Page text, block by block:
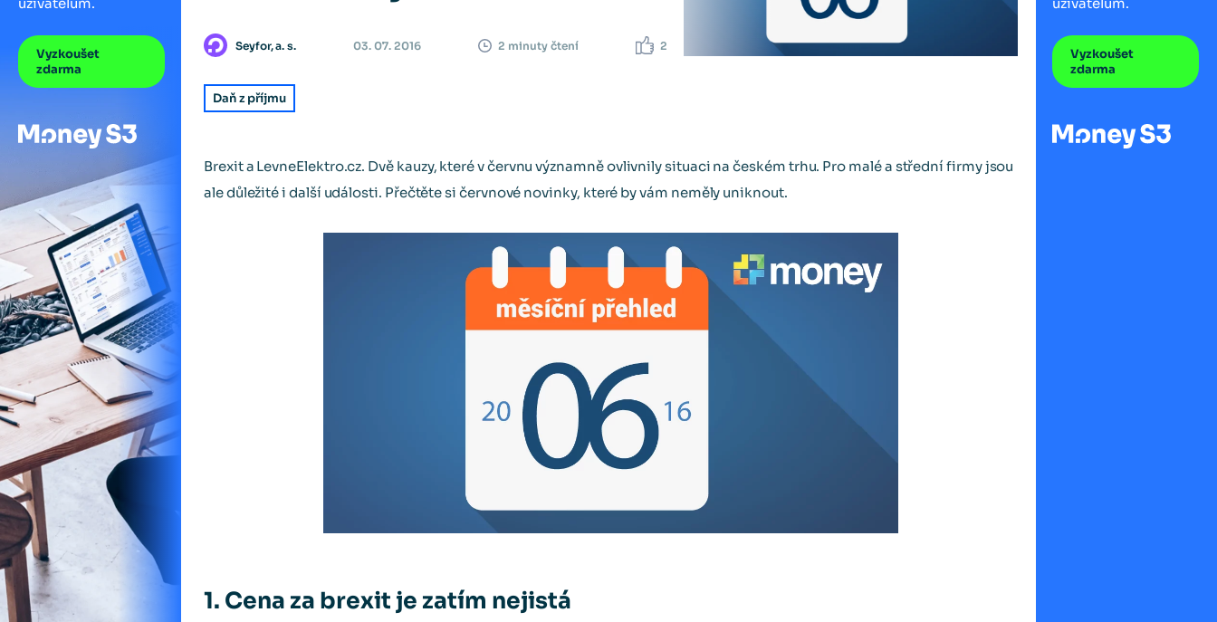
Vyzkoušet
zdarma
Seyfor, a. s. 03. 07. 2016 2 minuty čtení 2
Daň z příjmu
Brexit a LevneElektro.cz. Dvě kauzy, které v červnu významně ovlivnily situaci na českém trhu. Pro malé a střední firmy jsou
ale důležité i další události. Přečtěte si červnové novinky, které by vám neměly uniknout.
1. Cena za brexit je zatím nejistá
Vyzkoušet
zdarma